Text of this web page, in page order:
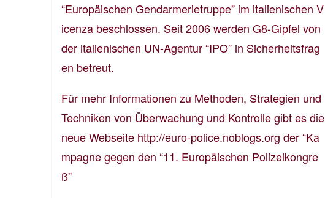
“Europäischen Gendarmerietruppe” im italienischen V
icenza beschlossen. Seit 2006 werden G8-Gipfel von
der italienischen UN-Agentur “IPO” in Sicherheitsfrag
en betreut.
Für mehr Informationen zu Methoden, Strategien und
Techniken von Überwachung und Kontrolle gibt es die
neue Webseite http://euro-police.noblogs.org der “Ka
mpagne gegen den “11. Europäischen Polizeikongre
ß”